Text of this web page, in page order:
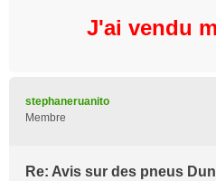
J'ai vendu
stephaneruanito
Membre
Re: Avis sur des pneus